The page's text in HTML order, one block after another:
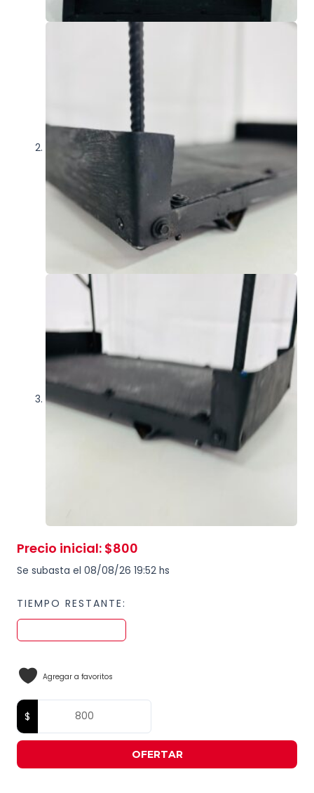
Precio inicial: $800
Se subasta el 08/08/26 19:52 hs
TIEMPO RESTANTE:
Agregar a favoritos
OFERTAR